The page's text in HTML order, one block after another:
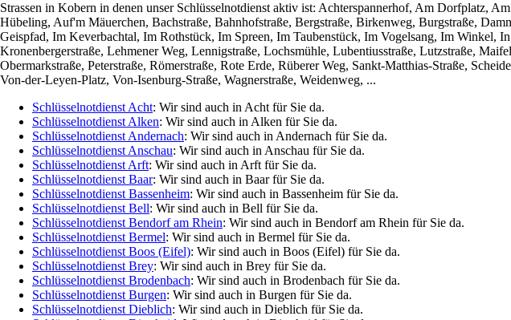
Strassen in Kobern in denen unser Schlüsselnotdienst aktiv ist: Achterspannerhof, Am
Hübeling, Auf'm Mäuerchen, Bachstraße, Bahnhofstraße, Bergstraße, Birkenweg, Burgstraße,
Geispfad, Im Keverbachtal, Im Rothstück, Im Spreen, Im Taubenstück, Im Vogelsang, Im Winkel,
Kronenbergerstraße, Lehmener Weg, Lennigstraße, Lochsmühle, Lubentiusstraße, Lutzstraße,
Obermarkstraße, Peterstraße, Römerstraße, Rote Erde, Rüberer Weg, Sankt-Matthias-Straße,
Von-der-Leyen-Platz, Von-Isenburg-Straße, Wagnerstraße, Weidenweg, ...
Schlüsselnotdienst Acht: Wir sind auch in Acht für Sie da.
Schlüsselnotdienst Alken: Wir sind auch in Alken für Sie da.
Schlüsselnotdienst Andernach: Wir sind auch in Andernach für Sie da.
Schlüsselnotdienst Anschau: Wir sind auch in Anschau für Sie da.
Schlüsselnotdienst Arft: Wir sind auch in Arft für Sie da.
Schlüsselnotdienst Baar: Wir sind auch in Baar für Sie da.
Schlüsselnotdienst Bassenheim: Wir sind auch in Bassenheim für Sie da.
Schlüsselnotdienst Bell: Wir sind auch in Bell für Sie da.
Schlüsselnotdienst Bendorf am Rhein: Wir sind auch in Bendorf am Rhein für Sie da.
Schlüsselnotdienst Bermel: Wir sind auch in Bermel für Sie da.
Schlüsselnotdienst Boos (Eifel): Wir sind auch in Boos (Eifel) für Sie da.
Schlüsselnotdienst Brey: Wir sind auch in Brey für Sie da.
Schlüsselnotdienst Brodenbach: Wir sind auch in Brodenbach für Sie da.
Schlüsselnotdienst Burgen: Wir sind auch in Burgen für Sie da.
Schlüsselnotdienst Dieblich: Wir sind auch in Dieblich für Sie da.